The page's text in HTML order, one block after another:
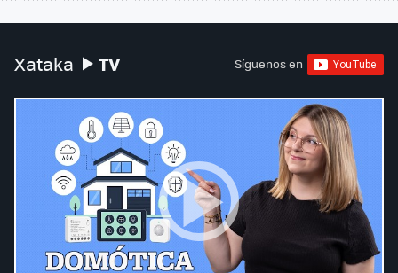
Xataka TV Síguenos en